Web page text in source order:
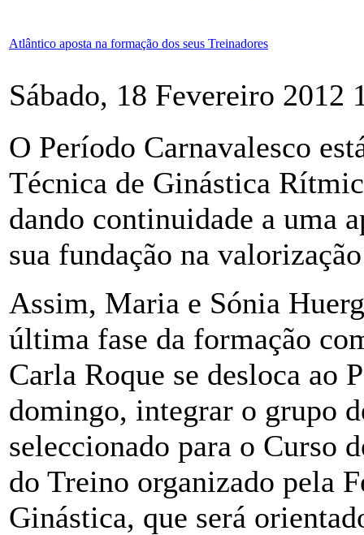
Atlântico aposta na formação dos seus Treinadores
Sábado, 18 Fevereiro 2012
O Período Carnavalesco
Técnica de Ginástica
dando continuidade a uma
sua fundação na
Assim, Maria e Sónia
última fase da formação
Carla Roque se desloca ao
domingo, integrar o grupo
seleccionado para o Curso
do Treino organizado pela
Ginástica, que será